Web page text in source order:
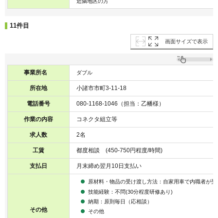
11件目
画面サイズで表示
事業所名 ダブル
所在地 小諸市市町3-11-18
電話番号 080-1168-1046（担当：乙幡様）
作業の内容 コネクタ組立等
求人数 2名
工賃 都度相談 (450-750円程度/時間)
支払日 月末締め翌月10日支払い
その他
原材料・物品の受け渡し方法：自家用車で内職者が受
技能経験：不問(30分程度研修あり)
納期：原則毎日（応相談）
その他